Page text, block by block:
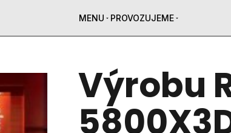
MENU PROVOZUJEME
Výrobu